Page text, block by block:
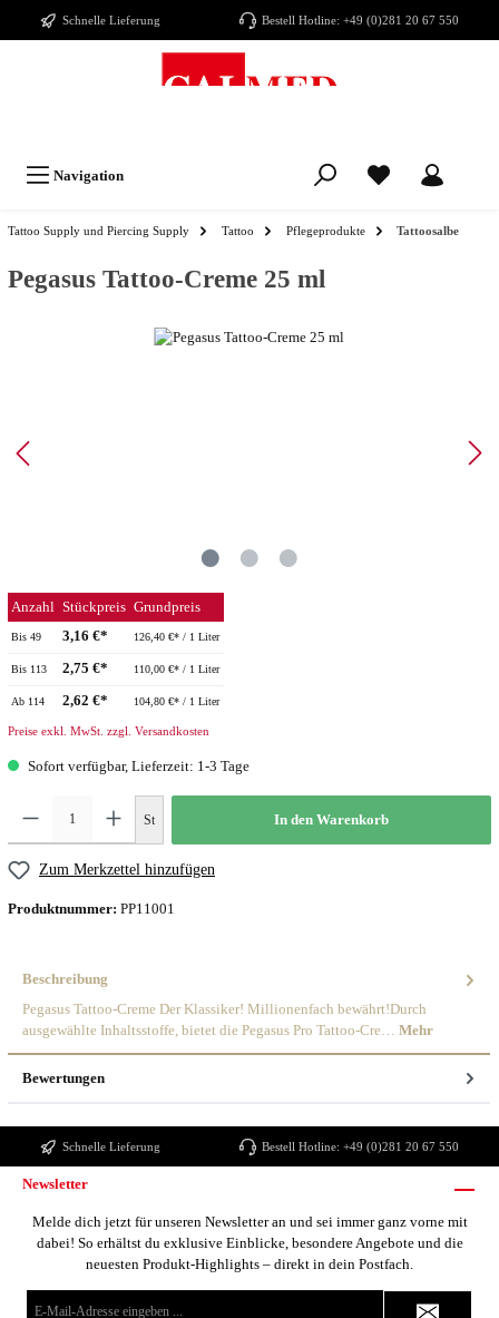
Schnelle Lieferung Bestell Hotline:+49 (0)281 20 67 550
Navigation
Tattoo Supply und Piercing Supply Tattoo Pflegeprodukte Tattoosalbe
Pegasus Tattoo-Creme 25 ml
Anzahl Stückpreis Grundpreis
Bis49 3,16 €* 126,40 €* / 1 Liter
Bis 113 2,75 €* 110,00 €* / 1 Liter
Ab 114 2,62 €* 104,80 €* / 1 Liter
Preise exkl. MwSt. zzgl. Versandkosten
Sofort verfügbar, Lieferzeit: 1-3 Tage
St In den Warenkorb
Zum Merkzettel hinzufügen
Produktnummer: PP11001
Beschreibung
Pegasus Tattoo-Creme Der Klassiker! Millionenfach bewährt!Durch
ausgewählte Inhaltsstoffe, bietet die Pegasus Pro Tattoo-Cre… Mehr
Bewertungen
Schnelle Lieferung Bestell Hotline:+49 (0)281 20 67 550
Newsletter
Melde dich jetzt für unseren Newsletter an und sei immer ganz vorne mit
dabei! So erhältst du exklusive Einblicke, besondere Angebote und die
neuesten Produkt-Highlights – direkt in dein Postfach.